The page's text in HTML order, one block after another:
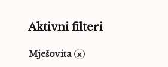
Aktivni filteri
Mješovita